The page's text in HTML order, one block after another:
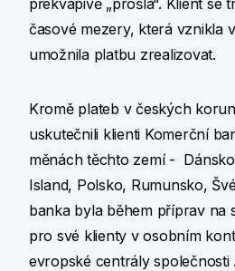
překvapivě „prošla“. Klient se
časové mezery, která vznikla
umožnila platbu zrealizovat.
Kromě plateb v českých
uskutečnili klienti Komerční
měnách těchto zemí -
Island, Polsko, Rumunsko,
banka byla během příprav na
pro své klienty v osobním
evropské centrály společnosti